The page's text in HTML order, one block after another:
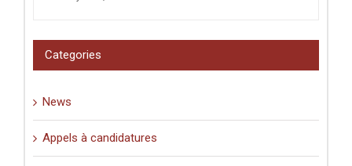
Categories
News
Appels à candidatures